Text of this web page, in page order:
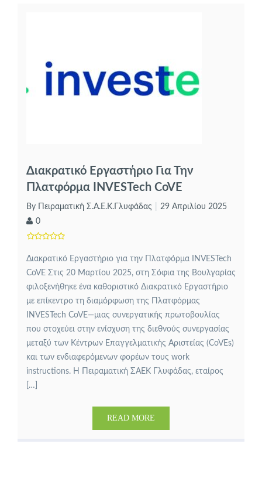
Διακρατικό Εργαστήριο Για Την
Πλατφόρμα INVESTech CoVE
By Πειραματική Σ.Α.Ε.Κ.Γλυφάδας
29 Απριλίου 2025
0
Διακρατικό Εργαστήριο για την Πλατφόρμα INVESTech
CoVE Στις 20 Μαρτίου 2025, στη Σόφια της Βουλγαρίας
φιλοξενήθηκε ένα καθοριστικό Διακρατικό Εργαστήριο
με επίκεντρο τη διαμόρφωση της Πλατφόρμας
INVESTech CoVE—μιας συνεργατικής πρωτοβουλίας
που στοχεύει στην ενίσχυση της διεθνούς συνεργασίας
μεταξύ των Κέντρων Επαγγελματικής Αριστείας (CoVEs)
και των ενδιαφερόμενων φορέων τους work
instructions. Η Πειραματική ΣΑΕΚ Γλυφάδας, εταίρος
[…]
READ MORE